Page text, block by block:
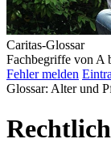
Caritas-Glossar
Fachbegriffe von A
Fehler melden
Glossar: Alter und